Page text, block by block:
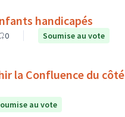
handicapés
0 Soumise au vote
la Confluence du côté
au vote